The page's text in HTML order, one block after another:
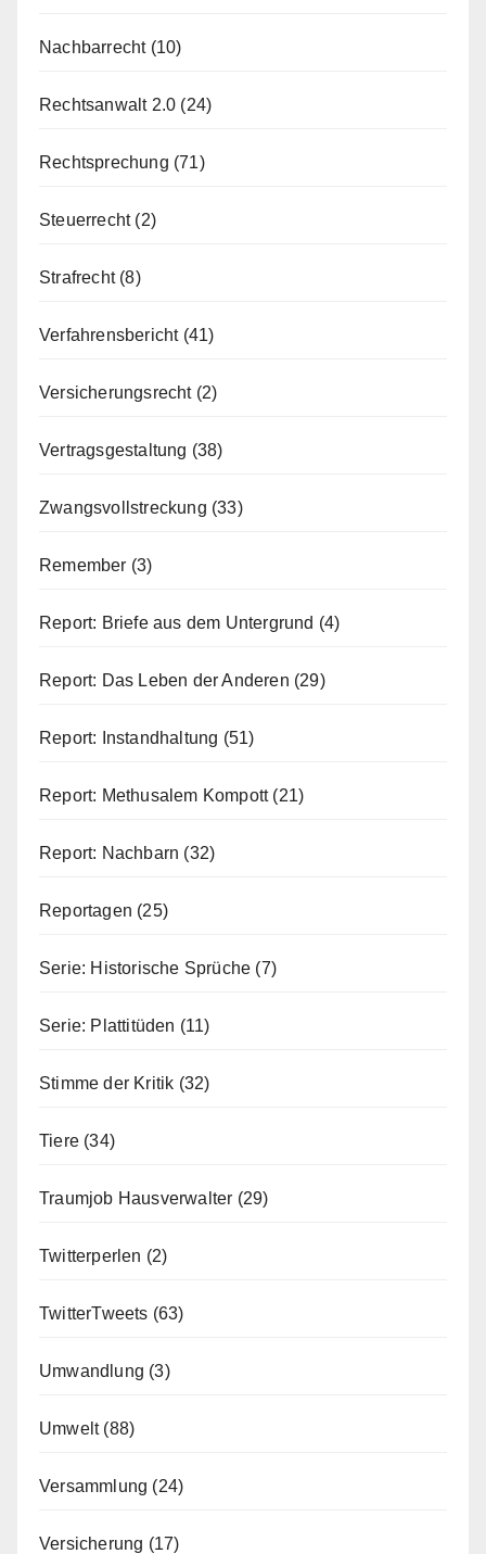
Nachbarrecht(10)
Rechtsanwalt 2.0 (24)
Rechtsprechung (71)
Steuerrecht(2)
Strafrecht(8)
Verfahrensbericht(41)
Versicherungsrecht(2)
Vertragsgestaltung (38)
Zwangsvollstreckung (33)
Remember (3)
Report: Briefe aus dem Untergrund (4)
Report: Das Leben der Anderen (29)
Report: Instandhaltung (51)
Report: Methusalem Kompott(21)
Report: Nachbarn (32)
Reportagen (25)
Serie: Historische Sprüche (7)
Serie: Plattitüden (11)
Stimme der Kritik (32)
Tiere (34)
Traumjob Hausverwalter (29)
Twitterperlen (2)
TwitterTweets (63)
Umwandlung (3)
Umwelt(88)
Versammlung (24)
Versicherung (17)